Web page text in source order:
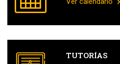
TUTORÍAS